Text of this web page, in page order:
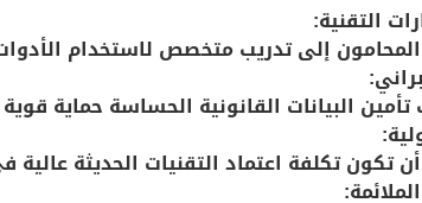
التقنية:
إلى تدريب متخصص لاستخدام
البيانات القانونية الحساسة حماية
تكون تكلفة اعتماد التقنيات الحديثة عالية